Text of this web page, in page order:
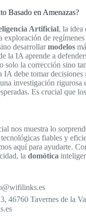
Basado en Amenazas?
Artificial, la idea
exploración de
desarrollarmodelos
la IA aprende a
solo la corrección sino
IA debe tomar
investigación rigurosa
Es crucial que
nos muestra lo
fiables y
aquí para ayudarte.
la domótica
46760 Tavernes de la